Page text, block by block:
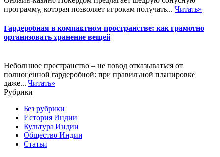
программу, которая позволяет игрокам получать... Читать»
Гардеробная в компактном пространстве: как грамотно
организовать хранение вещей
Небольшое пространство – не повод отказываться от
полноценной гардеробной: при правильной планировке
даже... Читать»
Рубрики
Без рубрики
История Индии
Культура Индии
Общество Индии
Статьи